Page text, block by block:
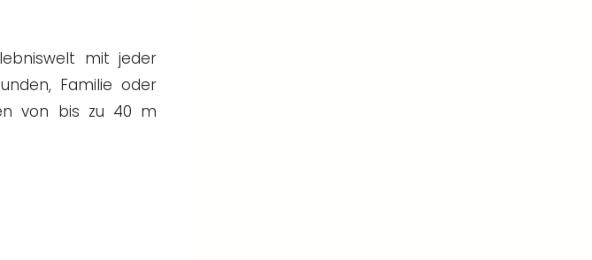
mit jeder
Familie oder
von bis zu 40 m